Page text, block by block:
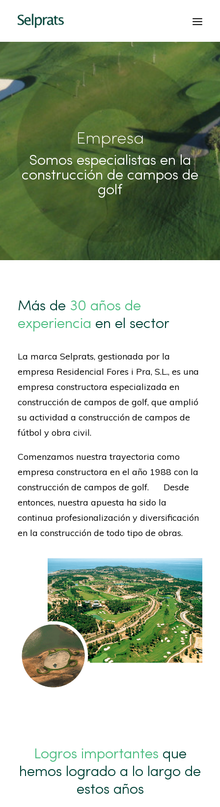
INICIO
EMPRESA
PEDIR PRESUPUESTO
Empresa
Somos especialistas en la
construcción de campos de
golf
Más de 30 años de
experiencia en el sector
La marca Selprats, gestionada por la
empresa Residencial Fores i Pra, S.L., es una
empresa constructora especializada en
construcción de campos de golf, que amplió
su actividad a construcción de campos de
fútbol y obra civil.
Comenzamos nuestra trayectoria como
empresa constructora en el año 1988 con la
construcción de campos de golf. Desde
entonces, nuestra apuesta ha sido la
continua profesionalización y diversificación
en la construcción de todo tipo de obras.
Logros importantes que
hemos logrado a lo largo de
estos años